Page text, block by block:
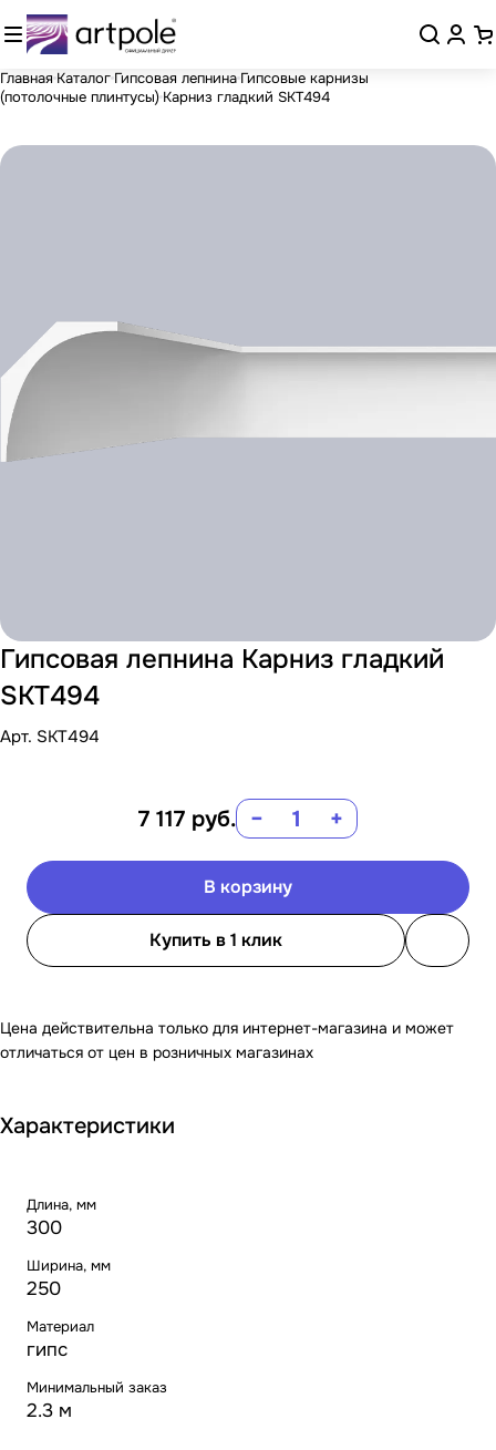
Главная Каталог Гипсовая лепнина Гипсовые карнизы
(потолочные плинтусы) Карниз гладкий SKT494
Гипсовая лепнина Карниз гладкий
SKT494
Арт. SKT494
7 117 руб. − +
В корзину
Купить в 1 клик
Цена действительна только для интернет-магазина и может
отличаться от цен в розничных магазинах
Характеристики
Длина, мм
300
Ширина, мм
250
Материал
гипс
Минимальный заказ
2.3 м